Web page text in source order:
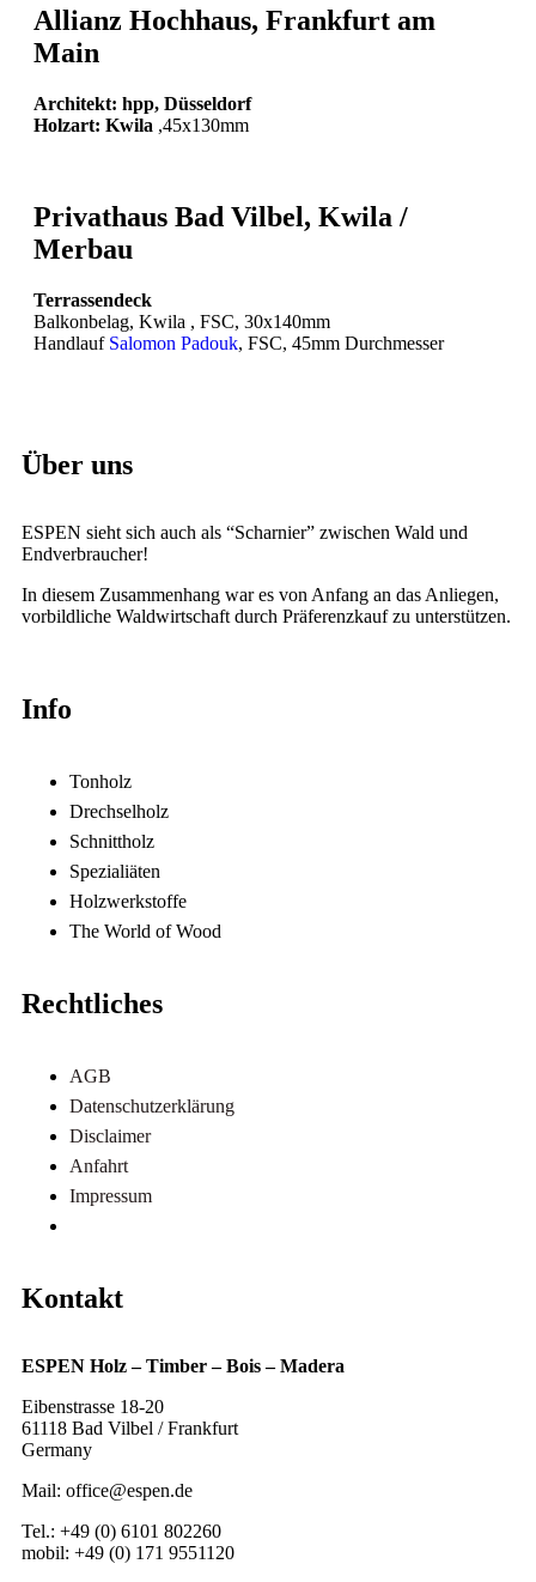
Allianz Hochhaus, Frankfurt am
Main
Architekt: hpp, Düsseldorf
Holzart: Kwila ,45x130mm
Privathaus Bad Vilbel, Kwila /
Merbau
Terrassendeck
Balkonbelag, Kwila , FSC, 30x140mm
Handlauf Salomon Padouk, FSC, 45mm Durchmesser
Über uns
ESPEN sieht sich auch als “Scharnier” zwischen Wald und
Endverbraucher!
In diesem Zusammenhang war es von Anfang an das Anliegen,
vorbildliche Waldwirtschaft durch Präferenzkauf zu unterstützen.
Info
Tonholz
Drechselholz
Schnittholz
Spezialiäten
Holzwerkstoffe
The World of Wood
Rechtliches
AGB
Datenschutzerklärung
Disclaimer
Anfahrt
Impressum
Kontakt
ESPEN Holz – Timber – Bois – Madera
Eibenstrasse 18-20
61118 Bad Vilbel / Frankfurt
Germany
Mail: office@espen.de
Tel.: +49 (0) 6101 802260
mobil: +49 (0) 171 9551120